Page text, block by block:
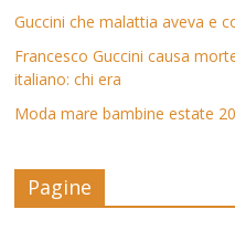
Guccini che malattia aveva e
Francesco Guccini causa
italiano: chi era
Moda mare bambine estate
Pagine